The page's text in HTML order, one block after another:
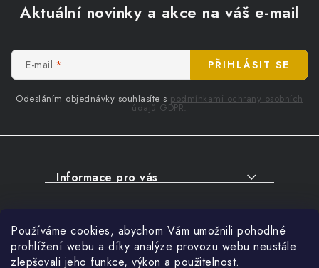
Používáme cookies, abychom Vám umožnili pohodlné
prohlížení webu a díky analýze provozu webu neustále
zlepšovali jeho funkce, výkon a použitelnost.
Aktuální novinky a akce na váš e-mail
E-mail
Odesláním objednávky souhlasíte s podmínkami ochrany osobních
údajů GDPR.
PŘIHLÁSIT SE
Informace pro vás
SERVIS
FIRMY, ŠKOLY, PARTNEŘI
Facebook